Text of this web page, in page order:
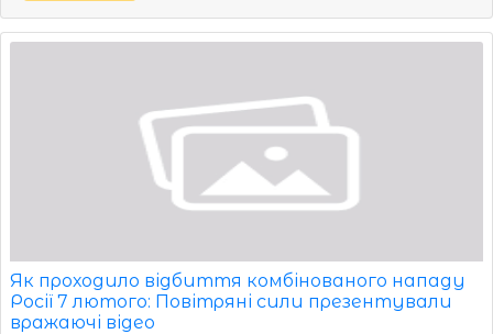
Як проходило відбиття комбінованого нападу
Росії 7 лютого: Повітряні сили презентували
вражаючі відео